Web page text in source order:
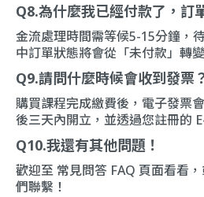
Q8.為什麼我已經付款了，訂
金流處理時間需等候5-15分鐘，
中訂單狀態將會從「未付款」轉
Q9.請問什麼時候會收到發票
購買課程完成繳費後，電子發票
後三天內開立，並透過您註冊的
Q10.我還有其他問題！
歡迎至 常見問答 FAQ 頁面看看
們聯繫！